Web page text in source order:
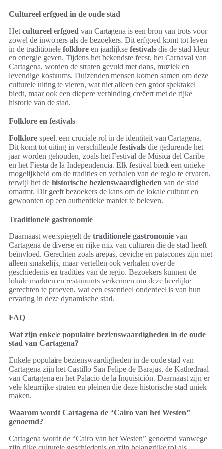
Cultureel erfgoed in de oude stad
Het cultureel erfgoed van Cartagena is een bron van trots voor
zowel de inwoners als de bezoekers. Dit erfgoed komt tot leven
in de traditionele folklore en jaarlijkse festivals die de stad kleur
en energie geven. Tijdens het bekendste feest, het Carnaval van
Cartagena, worden de straten gevuld met dans, muziek en
levendige kostuums. Duizenden mensen komen samen om deze
culturele uiting te vieren, wat niet alleen een groot spektakel
biedt, maar ook een diepere verbinding creëert met de rijke
historie van de stad.
Folklore en festivals
Folklore speelt een cruciale rol in de identiteit van Cartagena.
Dit komt tot uiting in verschillende festivals die gedurende het
jaar worden gehouden, zoals het Festival de Música del Caribe
en het Fiesta de la Independencia. Elk festival biedt een unieke
mogelijkheid om de tradities en verhalen van de regio te ervaren,
terwijl het de historische bezienswaardigheden van de stad
omarmt. Dit geeft bezoekers de kans om de lokale cultuur en
gewoonten op een authentieke manier te beleven.
Traditionele gastronomie
Daarnaast weerspiegelt de traditionele gastronomie van
Cartagena de diverse en rijke mix van culturen die de stad heeft
beïnvloed. Gerechten zoals arepas, ceviche en patacones zijn niet
alleen smakelijk, maar vertellen ook verhalen over de
geschiedenis en tradities van de regio. Bezoekers kunnen de
lokale markten en restaurants verkennen om deze heerlijke
gerechten te proeven, wat een essentieel onderdeel is van hun
ervaring in deze dynamische stad.
FAQ
Wat zijn enkele populaire bezienswaardigheden in de oude
stad van Cartagena?
Enkele populaire bezienswaardigheden in de oude stad van
Cartagena zijn het Castillo San Felipe de Barajas, de Kathedraal
van Cartagena en het Palacio de la Inquisición. Daarnaast zijn er
vele kleurrijke straten en pleinen die deze historische stad uniek
maken.
Waarom wordt Cartagena de “Cairo van het Westen”
genoemd?
Cartagena wordt de “Cairo van het Westen” genoemd vanwege
zijn rijke culturele geschiedenis en zijn belangrijke rol als